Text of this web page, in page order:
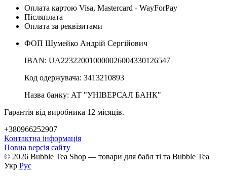
Оплата картою Visa, Mastercard - WayForPay
Післяплата
Оплата за реквізитами
ФОП Шумейко Андрій Сергійович
IBAN: UA223220010000026004330126547
Код одержувача: 3413210893
Назва банку: АТ "УНІВЕРСАЛ БАНК"
Гарантія від виробника 12 місяців.
+380966252907
Контактна інформація
Повна версія сайту
© 2026 Bubble Tea Shop — товари для бабл ті та Bubble Tea
Укр Рус